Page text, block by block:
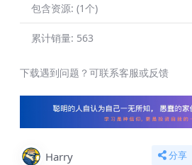
包含资源: (1个)
累计销量: 563
下载遇到问题？可联系客服或反馈
Harry 分享